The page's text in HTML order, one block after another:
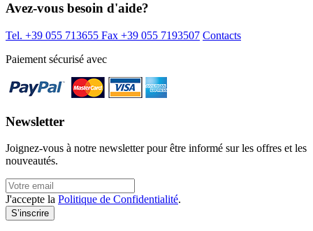
Avez-vous besoin d'aide?
Tel. +39 055 713655 Fax +39 055 7193507 Contacts
Paiement sécurisé avec
Newsletter
Joignez-vous à notre newsletter pour être informé sur les offres et les
nouveautés.
J'accepte la Politique de Confidentialité.